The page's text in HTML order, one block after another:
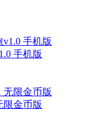
手机版
限金币版